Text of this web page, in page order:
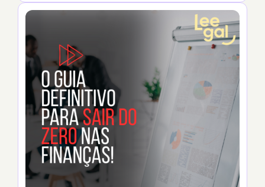
questões relacionadas à saúde mental, principalmente
diante dos desafios e estresses do dia …
Continua